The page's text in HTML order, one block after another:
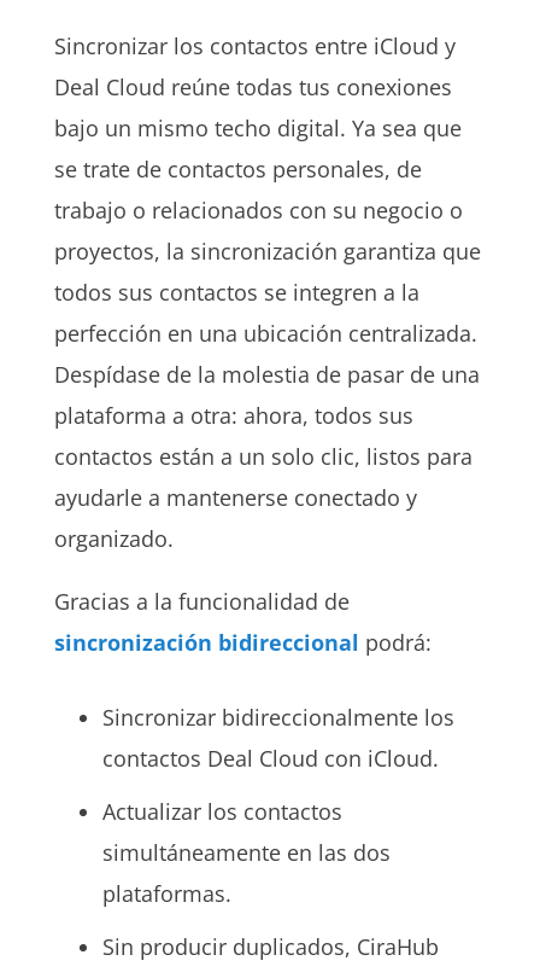
Sincronizar los contactos entre iCloud y
Deal Cloud reúne todas tus conexiones
bajo un mismo techo digital. Ya sea que
se trate de contactos personales, de
trabajo o relacionados con su negocio o
proyectos, la sincronización garantiza que
todos sus contactos se integren a la
perfección en una ubicación centralizada.
Despídase de la molestia de pasar de una
plataforma a otra: ahora, todos sus
contactos están a un solo clic, listos para
ayudarle a mantenerse conectado y
organizado.
Gracias a la funcionalidad de
sincronización bidireccional podrá:
Sincronizar bidireccionalmente los
contactos Deal Cloud con iCloud.
Actualizar los contactos
simultáneamente en las dos
plataformas.
Sin producir duplicados, CiraHub